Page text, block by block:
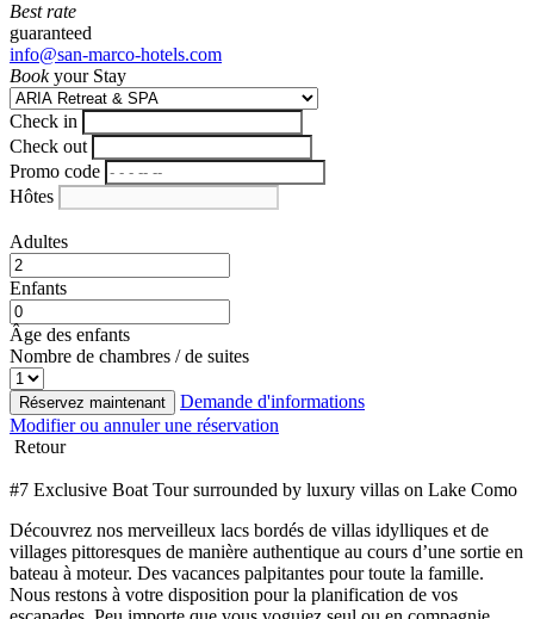
Best rate
guaranteed
info@san-marco-hotels.com
Bookyour Stay
Check in
Check out
Promo code
Hôtes
Adultes
Enfants
Âge des enfants
Nombre de chambres / de suites
Réservez maintenant
Demande d'informations
Modifier ou annuler une réservation
Retour
#7 Exclusive Boat Tour surrounded by luxury villas on Lake Como
Découvrez nos merveilleux lacs bordés de villas idylliques et de
villages pittoresques de manière authentique au cours d’une sortie en
bateau à moteur. Des vacances palpitantes pour toute la famille.
Nous restons à votre disposition pour la planification de vos